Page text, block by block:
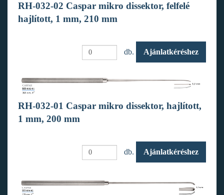
RH-032-02 Caspar mikro dissektor, felfelé
hajlított, 1 mm, 210 mm
db. Ajánlatkéréshez
RH-032-01 Caspar mikro dissektor, hajlított,
1 mm, 200 mm
db. Ajánlatkéréshez